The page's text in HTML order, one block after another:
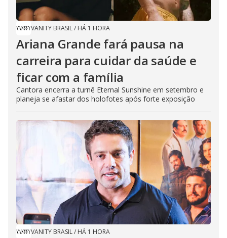
VANITY BRASIL/ HÁ 1 HORA
Ariana Grande fará pausa na
carreira para cuidar da saúde e
ficar com a família
Cantora encerra a turnê Eternal Sunshine em setembro e
planeja se afastar dos holofotes após forte exposição
VANITY BRASIL/ HÁ 1 HORA